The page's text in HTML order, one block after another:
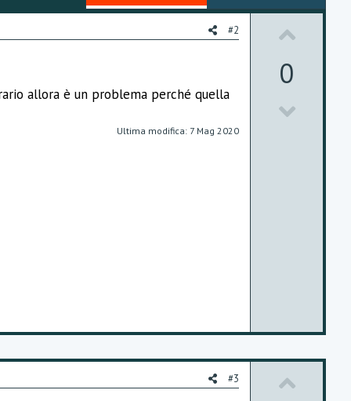
#2
allora è un problema perché quella
Ultima modifica: 7 Mag 2020
0
#3